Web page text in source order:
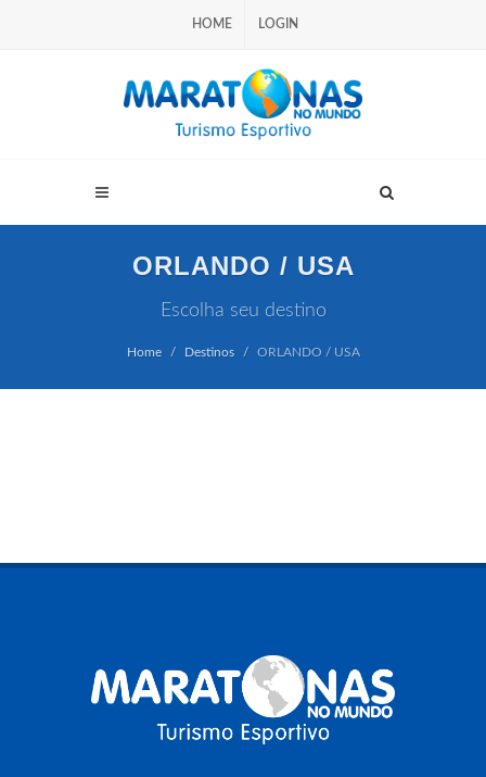
HOME LOGIN
ORLANDO / USA
Escolha seu destino
Home Destinos ORLANDO / USA